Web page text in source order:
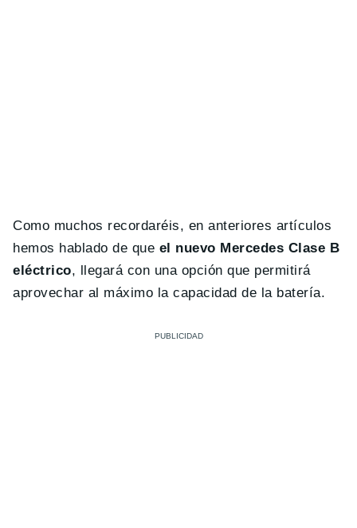
Como muchos recordaréis, en anteriores artículos
hemos hablado de que el nuevo Mercedes Clase B
eléctrico, llegará con una opción que permitirá
aprovechar al máximo la capacidad de la batería.